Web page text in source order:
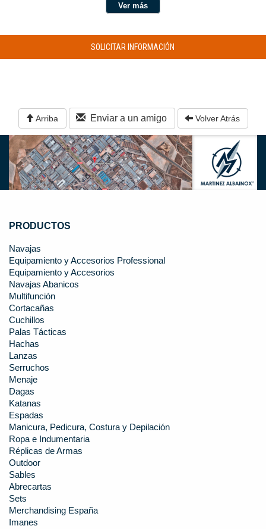
Ver más
SOLICITAR INFORMACIÓN
Arriba Enviar a un amigo Volver Atrás
PRODUCTOS
Navajas
Equipamiento y Accesorios Professional
Equipamiento y Accesorios
Navajas Abanicos
Multifunción
Cortacañas
Cuchillos
Palas Tácticas
Hachas
Lanzas
Serruchos
Menaje
Dagas
Katanas
Espadas
Manicura, Pedicura, Costura y Depilación
Ropa e Indumentaria
Réplicas de Armas
Outdoor
Sables
Abrecartas
Sets
Merchandising España
Imanes